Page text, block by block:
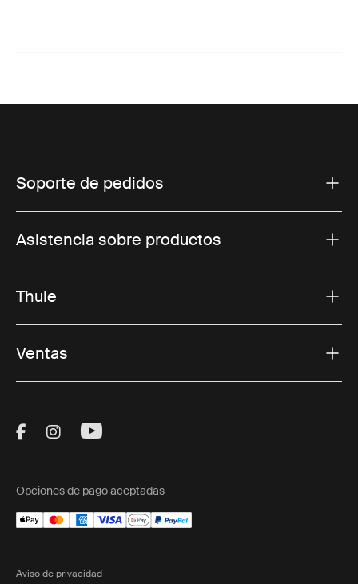
Soporte de pedidos
Asistencia sobre productos
Thule
Ventas
Visit Thule on Facebook (external link)
Visit Thule on Instagram (external link)
Visit Thule on Youtube (external
Opciones de pago aceptadas
Aviso de privacidad